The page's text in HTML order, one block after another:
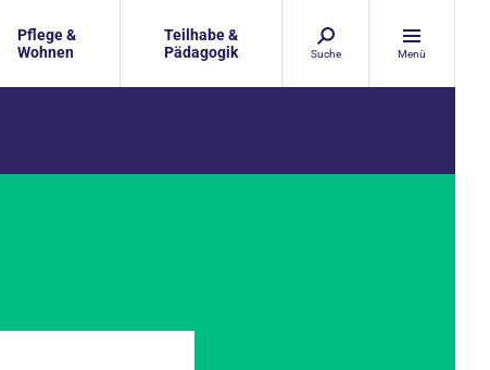
Pflege &
Wohnen
Teilhabe &
Pädagogik
Suche Menü